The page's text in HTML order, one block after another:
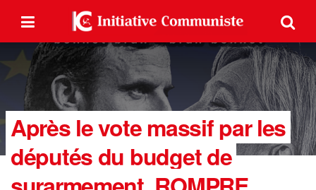
Après le vote massif par les
députés du budget de